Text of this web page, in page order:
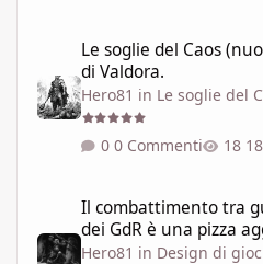
Le soglie del Caos
di Valdora.
Hero81 in Le soglie del
0 Commenti
Il combattimento tra
dei GdR è una pizza
Hero81 in Design di